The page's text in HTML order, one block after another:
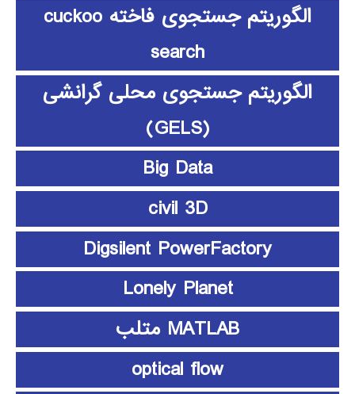
الگوریتم جستجوی فاخته cuckoo
search
الگوریتم جستجوی محلی گرانشی
(GELS)
Big Data
civil 3D
Digsilent PowerFactory
Lonely Planet
MATLAB متلب
optical flow